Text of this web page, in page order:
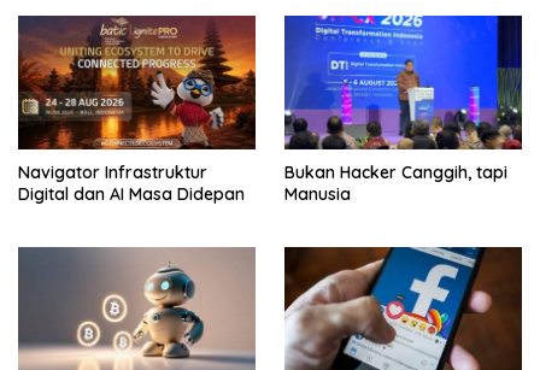
Navigator Infrastruktur
Digital dan AI Masa Didepan
Bukan Hacker Canggih, tapi
Manusia